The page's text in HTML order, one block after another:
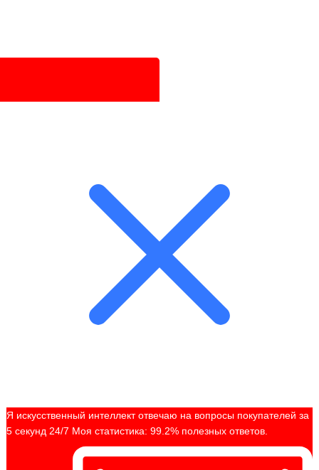
Я искусственный интеллект отвечаю на вопросы покупателей за
5 секунд 24/7 Моя статистика: 99.2% полезных ответов.